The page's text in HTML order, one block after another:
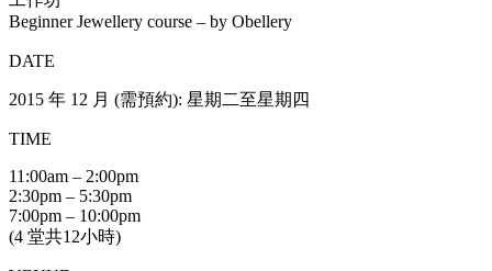
(需預約)
TIME
6:30pm / 7pm / 7:30pm / 8pm (3.5hr)
主办
“Metalsmithing First Encounter” Jewellery Workshop